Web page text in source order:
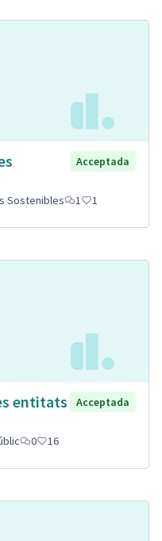
Acceptada
Sostenibles 1 1
entitats
Acceptada
0 16